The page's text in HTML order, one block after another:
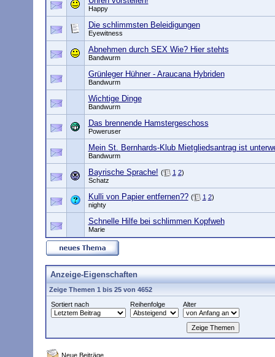
Happy
Die schlimmsten Beleidigungen
Eyewitness
Abnehmen durch SEX Wie? Hier stehts
Bandwurm
Grünleger Hühner - Araucana Hybriden
Bandwurm
Wichtige Dinge
Bandwurm
Das brennende Hamstergeschoss
Poweruser
Mein St. Bernhards-Klub Mietgliedsantrag ist
Bandwurm
Bayrische Sprache! ( 1 2)
Schatz
Kulli von Papier entfernen?? ( 1 2)
nighty
Schnelle Hilfe bei schlimmen Kopfweh
Marie
Anzeige-Eigenschaften
Zeige Themen 1 bis 25 von 4652
Sortiert nach
Reihenfolge Alter
Neue Beiträge